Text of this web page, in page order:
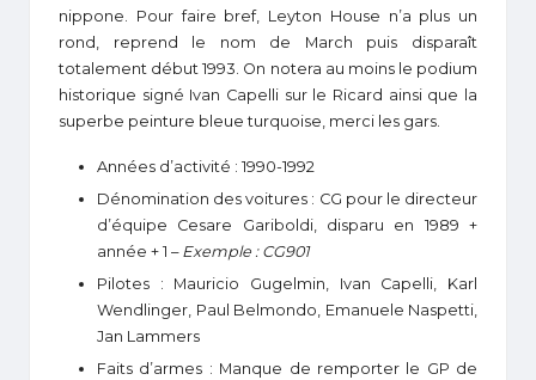
nippone. Pour faire bref, Leyton House n’a plus un
rond, reprend le nom de March puis disparaît
totalement début 1993. On notera au moins le podium
historique signé Ivan Capelli sur le Ricard ainsi que la
superbe peinture bleue turquoise, merci les gars.
Années d’activité : 1990-1992
Dénomination des voitures : CG pour le directeur
d’équipe Cesare Gariboldi, disparu en 1989 +
année + 1 – Exemple : CG901
Pilotes : Mauricio Gugelmin, Ivan Capelli, Karl
Wendlinger, Paul Belmondo, Emanuele Naspetti,
Jan Lammers
Faits d’armes : Manque de remporter le GP de